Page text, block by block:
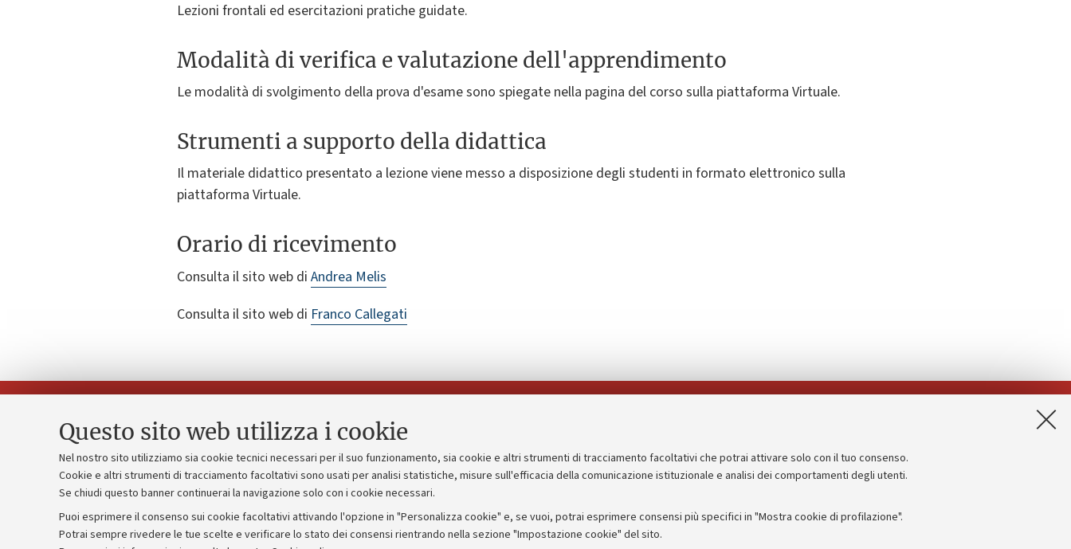
Questo sito web utilizza i cookie
Nel nostro sito utilizziamo sia cookie tecnici necessari per il suo funzionamento, sia cookie e altri strumenti di tracciamento facoltativi che potrai attivare solo con il tuo consenso.
Cookie e altri strumenti di tracciamento facoltativi sono usati per analisi statistiche, misure sull'efficacia della comunicazione istituzionale e analisi dei comportamenti degli utenti.
Se chiudi questo banner continuerai la navigazione solo con i cookie necessari.
Puoi esprimere il consenso sui cookie facoltativi attivando l'opzione in "Personalizza cookie" e, se vuoi, potrai esprimere consensi più specifici in "Mostra cookie di profilazione".
Potrai sempre rivedere le tue scelte e verificare lo stato dei consensi rientrando nella sezione "Impostazione cookie" del sito.
Lezioni frontali ed esercitazioni pratiche guidate.
Modalità di verifica e valutazione dell'apprendimento
Le modalità di svolgimento della prova d'esame sono spiegate nella pagina del corso sulla piattaforma Virtuale.
Strumenti a supporto della didattica
Il materiale didattico presentato a lezione viene messo a disposizione degli studenti in formato elettronico sulla
piattaforma Virtuale.
Orario di ricevimento
Consulta il sito web di Andrea Melis
Consulta il sito web di Franco Callegati
Contatti e PEC
Uffici dell'amministrazione generale
Lavora con noi
Piano strategico
Bilanci
Donazioni e 5x1000
Bandi, gare e concorsi
Amministrazione trasparente
Informazioni sul sito e accessibilità
Privacy e note legali